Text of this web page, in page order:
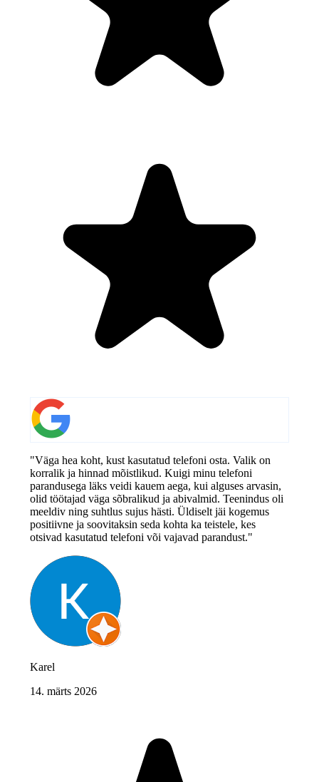
"Väga hea koht, kust kasutatud telefoni osta. Valik on
korralik ja hinnad mõistlikud. Kuigi minu telefoni
parandusega läks veidi kauem aega, kui alguses arvasin,
olid töötajad väga sõbralikud ja abivalmid. Teenindus oli
meeldiv ning suhtlus sujus hästi. Üldiselt jäi kogemus
positiivne ja soovitaksin seda kohta ka teistele, kes
otsivad kasutatud telefoni või vajavad parandust."
Karel
14. märts 2026